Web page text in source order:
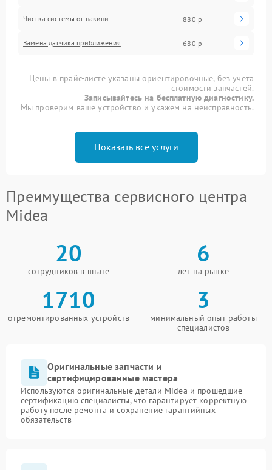
Чистка системы от накипи 880 р
Замена датчика приближения 680 р
Цены в прайс-листе указаны ориентировочные, без учета
стоимости запчастей.
Записывайтесь на бесплатную диагностику.
Мы проверим ваше устройство и укажем на неисправность.
Показать все услуги
Преимущества сервисного центра
Midea
20
сотрудников в штате
6
лет на рынке
1710
отремонтированных устройств
3
минимальный опыт работы
специалистов
Оригинальные запчасти и
сертифицированные мастера
Используются оригинальные детали Midea и прошедшие
сертификацию специалисты, что гарантирует корректную
работу после ремонта и сохранение гарантийных
обязательств